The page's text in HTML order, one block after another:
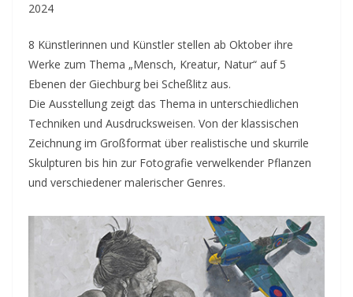
2024
8 Künstlerinnen und Künstler stellen ab Oktober ihre
Werke zum Thema „Mensch, Kreatur, Natur“ auf 5
Ebenen der Giechburg bei Scheßlitz aus.
Die Ausstellung zeigt das Thema in unterschiedlichen
Techniken und Ausdrucksweisen. Von der klassischen
Zeichnung im Großformat über realistische und skurrile
Skulpturen bis hin zur Fotografie verwelkender Pflanzen
und verschiedener malerischer Genres.